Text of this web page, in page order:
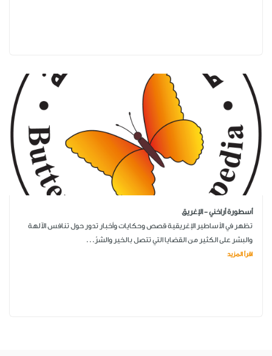
أسطورة أراخني - الإغريق
تظهر في الأساطير الإغريقية قصص وحكايات وأخبار تدور حول تنافس الآلهة
والبشر على الكثير من القضايا التي تتصل بالخير والشرّ...
اقرأ المزيد